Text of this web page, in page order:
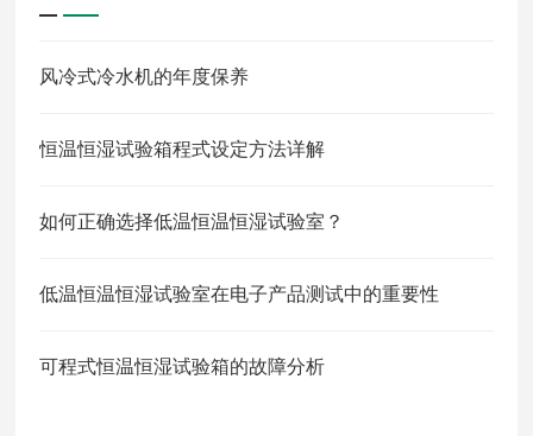
风冷式冷水机的年度保养
恒温恒湿试验箱程式设定方法详解
如何正确选择低温恒温恒湿试验室？
低温恒温恒湿试验室在电子产品测试中的重要性
可程式恒温恒湿试验箱的故障分析